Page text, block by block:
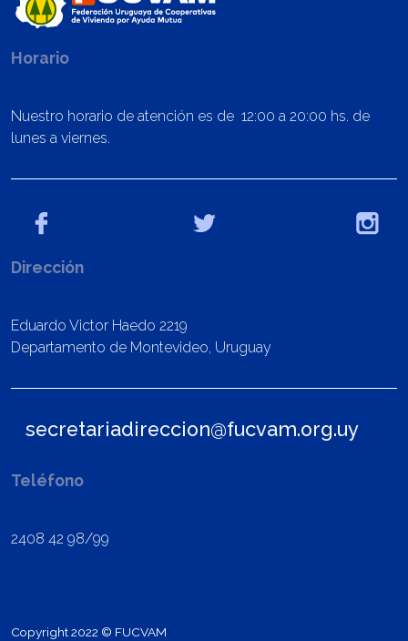
Horario
Nuestro horario de atención es de 12:00 a 20:00 hs. de
lunes a viernes.
Dirección
Eduardo Victor Haedo 2219
Departamento de Montevideo, Uruguay
secretariadireccion@fucvam.org.uy
Teléfono
2408 42 98/99
Copyright 2022 © FUCVAM